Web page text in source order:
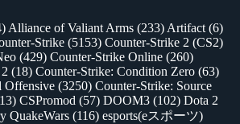
Alliance of Valiant Arms (233) Artifact (6)
Strike (5153) Counter-Strike 2 (CS2)
(429) Counter-Strike Online (260)
(18) Counter-Strike: Condition Zero (63)
Offensive (3250) Counter-Strike: Source
CSPromod (57) DOOM3 (102) Dota 2
QuakeWars (116) esports(eスポーツ)